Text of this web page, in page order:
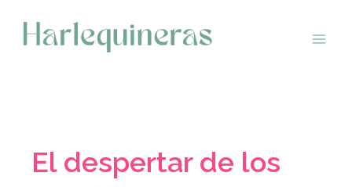
contenido
El despertar de los